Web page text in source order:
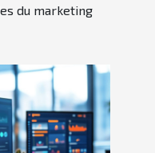
du marketing